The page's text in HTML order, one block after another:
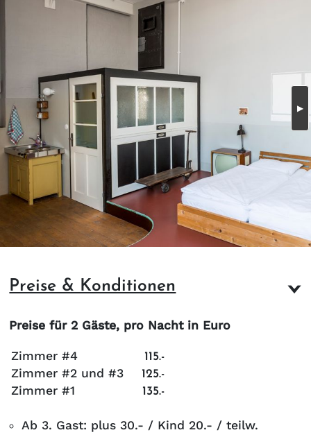
Preise & Konditionen
Preise für 2 Gäste, pro Nacht in Euro
Zimmer #4 115.-
Zimmer #2 und #3 125.-
Zimmer #1 135.-
Ab 3. Gast: plus 30.- / Kind 20.- / teilw.